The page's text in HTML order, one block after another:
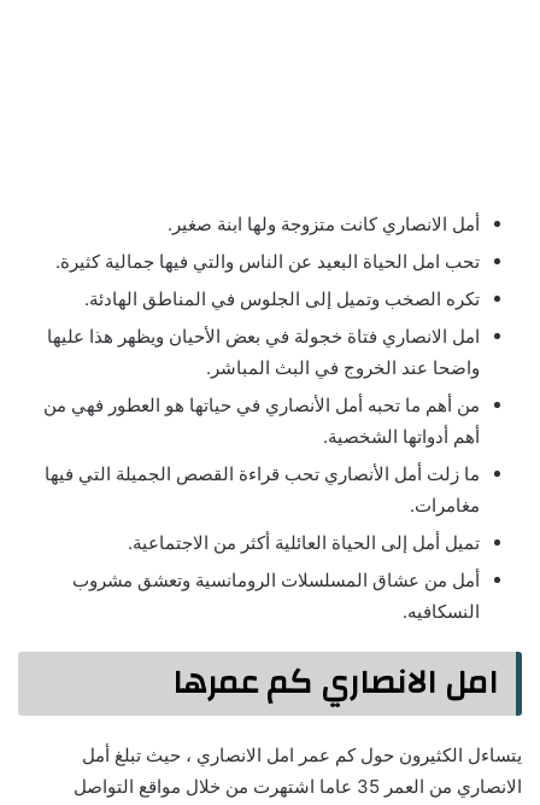
أمل الانصاري كانت متزوجة ولها ابنة صغير.
تحب امل الحياة البعيد عن الناس والتي فيها جمالية كثيرة.
تكره الصخب وتميل إلى الجلوس في المناطق الهادئة.
امل الانصاري فتاة خجولة في بعض الأحيان ويظهر هذا عليها
واضحا عند الخروج في البث المباشر.
من أهم ما تحبه أمل الأنصاري في حياتها هو العطور فهي من
أهم أدواتها الشخصية.
ما زلت أمل الأنصاري تحب قراءة القصص الجميلة التي فيها
مغامرات.
تميل أمل إلى الحياة العائلية أكثر من الاجتماعية.
أمل من عشاق المسلسلات الرومانسية وتعشق مشروب
النسكافيه.
امل الانصاري كم عمرها
يتساءل الكثيرون حول كم عمر امل الانصاري ، حيث تبلغ أمل
الانصاري من العمر 35 عاما اشتهرت من خلال مواقع التواصل